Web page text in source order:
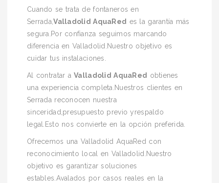
Cuando se trata de fontaneros en
Serrada,Valladolid AquaRed es la garantía más
segura.Por confianza seguimos marcando
diferencia en Valladolid.Nuestro objetivo es
cuidar tus instalaciones.
Al contratar aValladolid AquaRed
obtienes
una experiencia completa.Nuestros clientes en
Serrada reconocen nuestra
sinceridad,presupuesto previo yrespaldo
legal.Esto nos convierte en la opción preferida.
Ofrecemos una Valladolid AquaRed con
reconocimiento local en Valladolid.Nuestro
objetivo es garantizar soluciones
estables.Avalados por casos reales en la